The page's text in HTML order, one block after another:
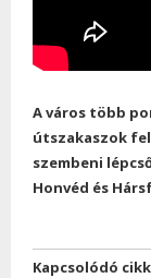
A város több
útszakaszok
szembeni
Honvéd és
Kapcsolódó